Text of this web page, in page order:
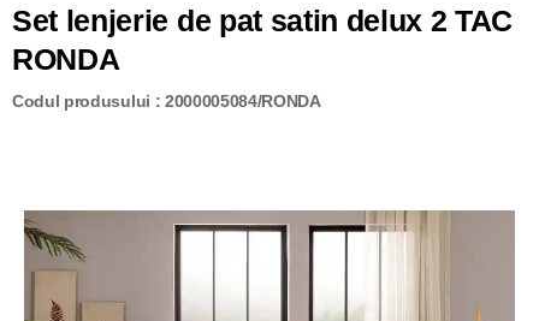
Set lenjerie de pat satin delux 2 TAC
RONDA
Codul produsului : 2000005084/RONDA